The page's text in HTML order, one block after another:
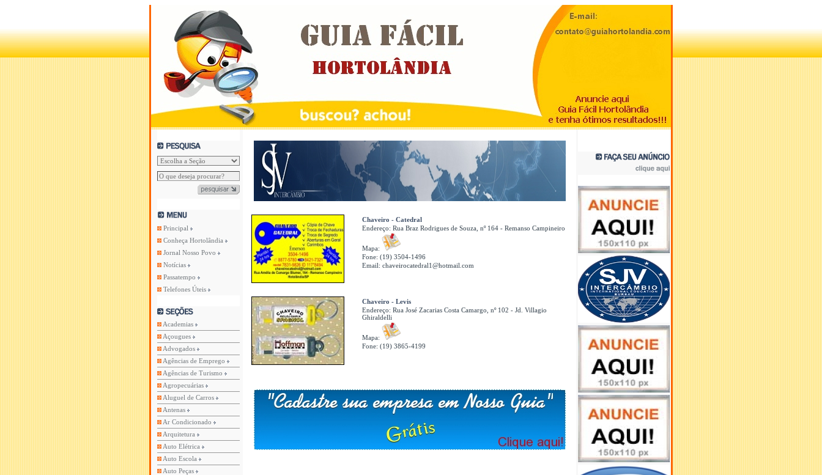
Principal
Conheça Hortolândia
Jornal Nosso Povo
Notícias
Passatempo
Telefones Úteis
Academias
Açougues
Advogados
Agências de Emprego
Agências de Turismo
Agropecuárias
Aluguel de Carros
Antenas
Ar Condicionado
Arquitetura
Auto Elétrica
Auto Escola
Auto Peças
Chaveiro - Catedral
Endereço: Rua Braz Rodrigues de Souza, nº 164 - Remanso Campineiro
Mapa:
Fone: (19) 3504-1496
Email: chaveirocatedral1@hotmail.com
Chaveiro - Levis
Endereço: Rua José Zacarias Costa Camargo, nº 102 - Jd. Villagio
Ghiraldelli
Mapa:
Fone: (19) 3865-4199